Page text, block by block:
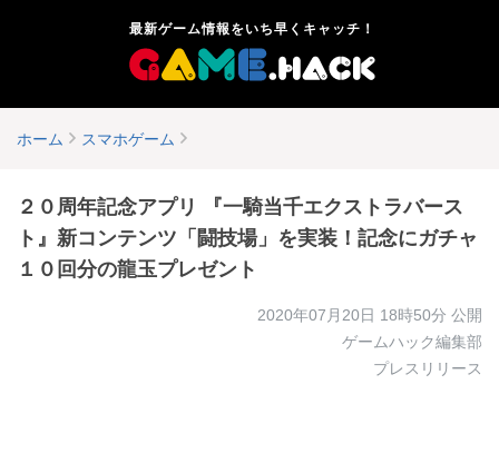
最新ゲーム情報をいち早くキャッチ！
ホーム スマホゲーム
２０周年記念アプリ 『一騎当千エクストラバース
ト』新コンテンツ「闘技場」を実装！記念にガチャ
１０回分の龍玉プレゼント
2020年07月20日 18時50分 公開
ゲームハック編集部
プレスリリース